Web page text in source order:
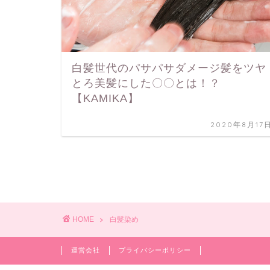
白髪世代のパサパサダメージ髪をツヤ
とろ美髪にした〇〇とは！？
【KAMIKA】
2020年8月17
HOME 白髪染め
運営会社 プライバシーポリシー